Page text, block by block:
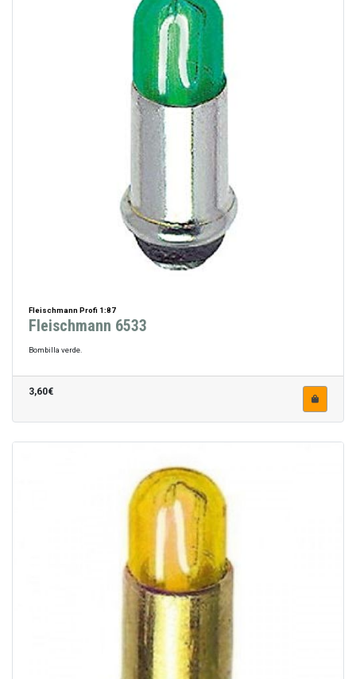
Fleischmann Profi 1:87
Fleischmann 6533
Bombilla verde.
3,60€